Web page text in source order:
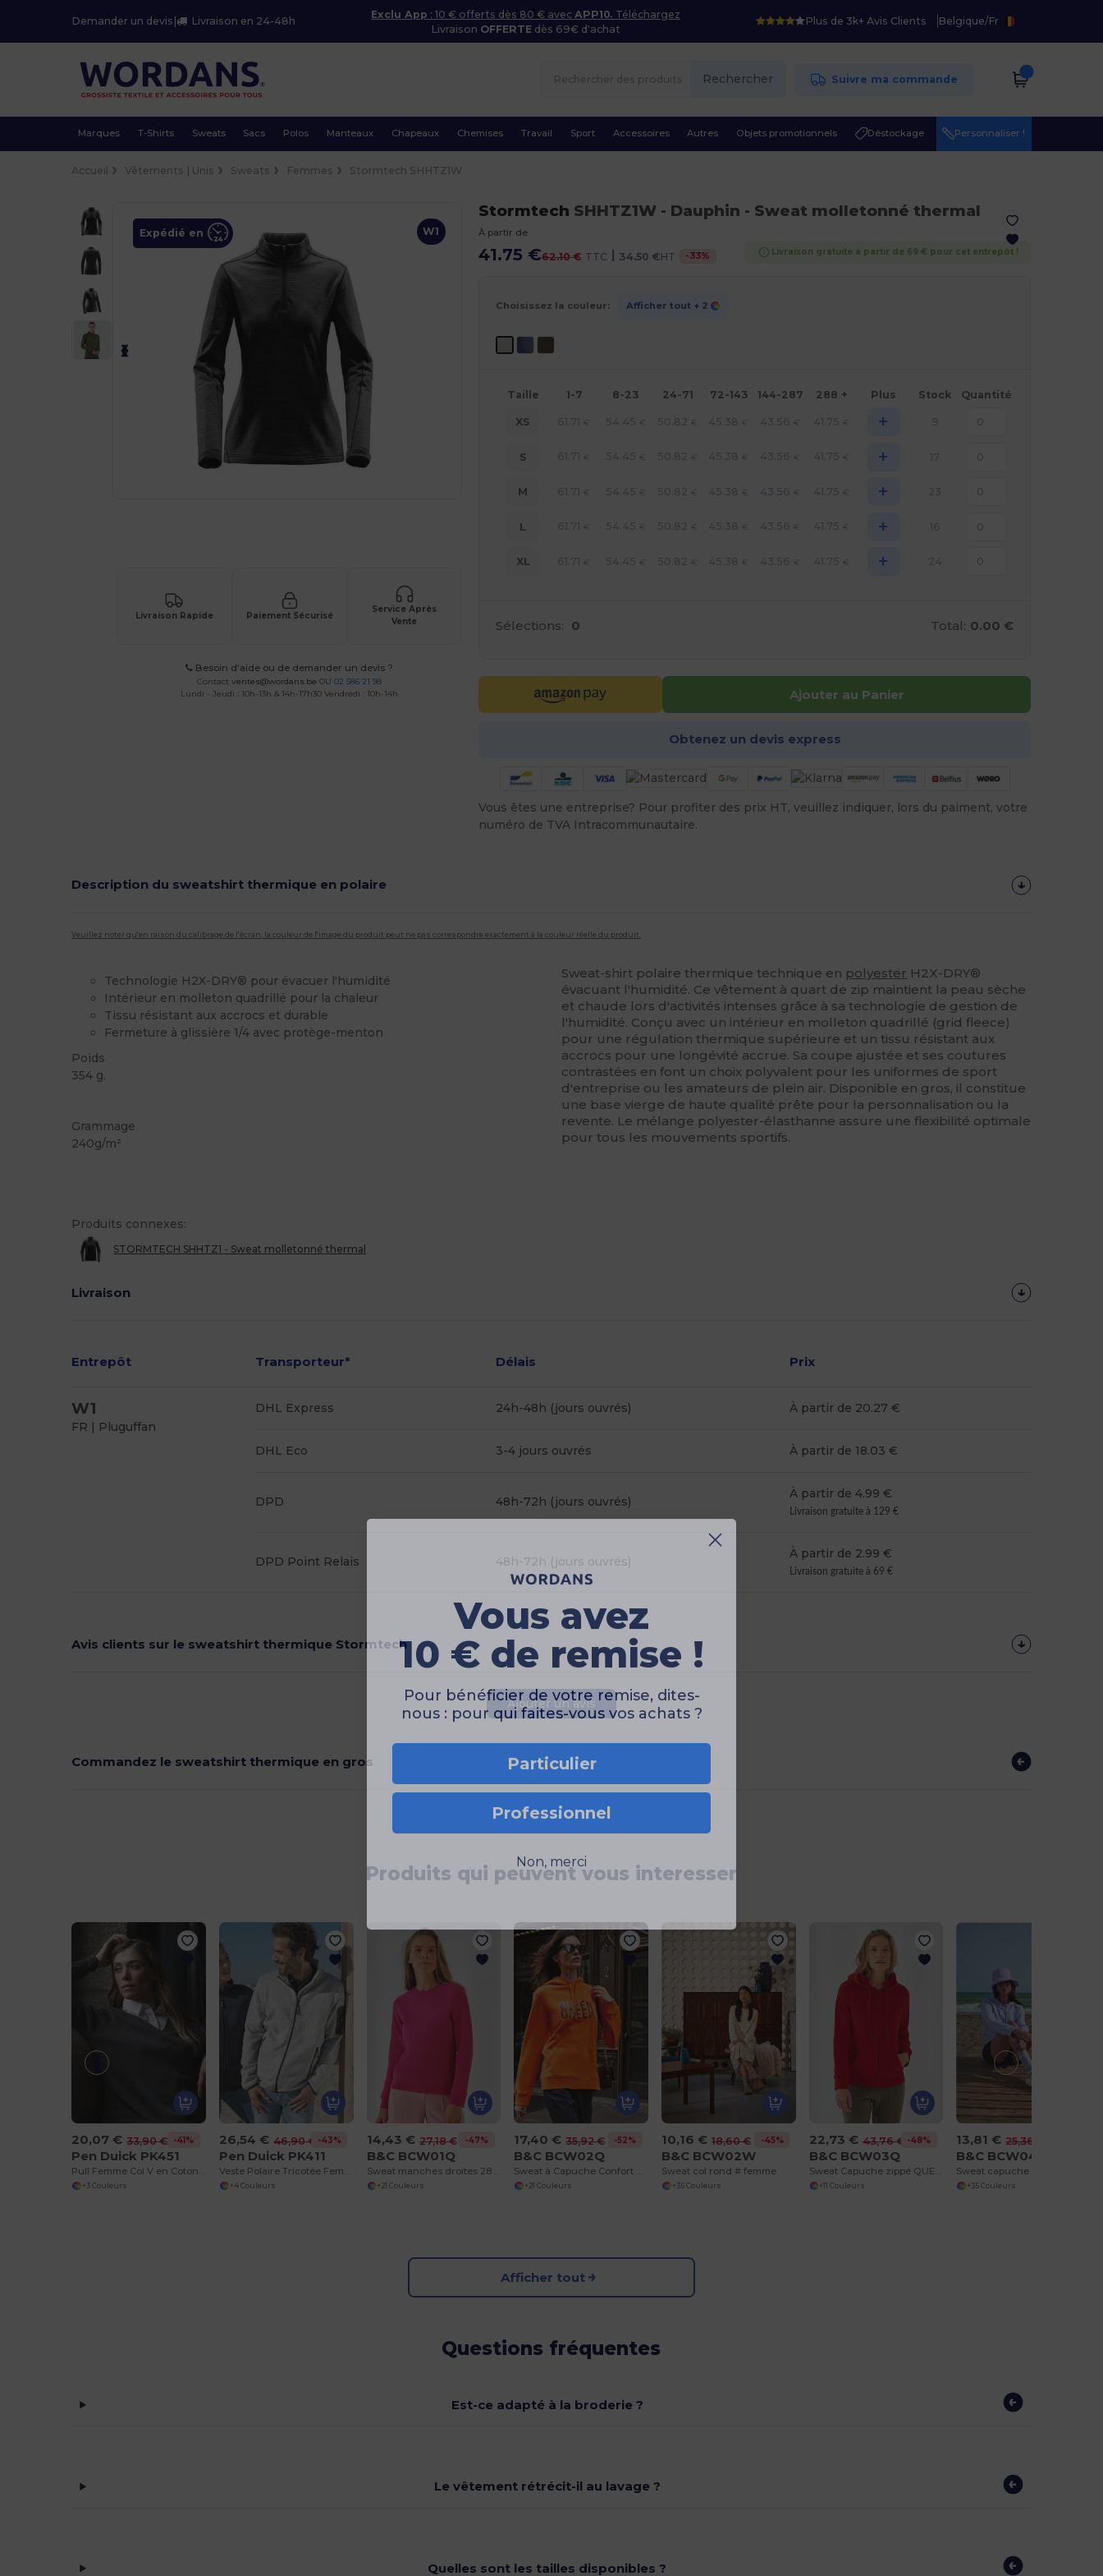
Demander un devis Livraison en 24-48h
Exclu App : 10 € offerts dès 80 € avecAPP10. Téléchargez
Livraison OFFERTE dès 69€ d'achat
Plus de 3k+ Avis Clients Belgique/Fr
Rechercher Suivre ma commande
Marques T-Shirts Sweats Sacs Polos Manteaux Chapeaux Chemises Travail Sport Accessoires Autres Objets promotionnels Déstockage Personnaliser !
Accueil Vêtements | Unis Sweats Femmes Stormtech SHHTZ1W
W1
Expédié en
Livraison Rapide Paiement Sécurisé
Service Après
Vente
Besoin d'aide ou de demander un devis ?
Contactventes@wordans.be OU02 586 21 98
Lundi - Jeudi : 10h-13h & 14h-17h30 Vendredi : 10h-14h
Stormtech SHHTZ1W - Dauphin - Sweat molletonné thermal
À partir de
41.75 €62.10 € TTC | 34.50 €HT -33% Livraison gratuite à partir de 69 € pour cet entrepôt !
Choisissez la couleur: Afficher tout + 2
Taille 1-7 8-23 24-71 72-143 144-287 288 + Plus Stock Quantité
XS +
S +
M +
L +
XL +
Sélections: 0 Total: 0.00 €
Ajouter au Panier
Obtenez un devis express
Vous êtes une entreprise? Pour profiter des prix HT, veuillez indiquer, lors du paiment, votre
numéro de TVA Intracommunautaire.
Description du sweatshirt thermique en polaire
Veuillez noter qu'en raison du calibrage de l'écran, la couleur de l'image du produit peut ne pas correspondre exactement à la couleur réelle du produit.
Technologie H2X-DRY® pour évacuer l'humidité
Intérieur en molleton quadrillé pour la chaleur
Tissu résistant aux accrocs et durable
Fermeture à glissière 1/4 avec protège-menton
Poids
354 g.
Grammage
240g/m²
Sweat-shirt polaire thermique technique en polyester H2X-DRY®
évacuant l'humidité. Ce vêtement à quart de zip maintient la peau sèche
et chaude lors d'activités intenses grâce à sa technologie de gestion de
l'humidité. Conçu avec un intérieur en molleton quadrillé (grid fleece)
pour une régulation thermique supérieure et un tissu résistant aux
accrocs pour une longévité accrue. Sa coupe ajustée et ses coutures
contrastées en font un choix polyvalent pour les uniformes de sport
d'entreprise ou les amateurs de plein air. Disponible en gros, il constitue
une base vierge de haute qualité prête pour la personnalisation ou la
revente. Le mélange polyester-élasthanne assure une flexibilité optimale
pour tous les mouvements sportifs.
Produits connexes:
STORMTECH SHHTZ1 - Sweat molletonné thermal
Livraison
Entrepôt Transporteur* Délais Prix
W1
FR | Pluguffan
DHL Express 24h-48h (jours ouvrés) À partir de 20.27 €
DHL Eco 3-4 jours ouvrés À partir de 18.03 €
DPD 48h-72h (jours ouvrés)
À partir de 4.99 €
Livraison gratuite à 129 €
DPD Point Relais 48h-72h (jours ouvrés)
À partir de 2.99 €
Livraison gratuite à 69 €
Avis clients sur le sweatshirt thermique Stormtech
Ajouter un avis
Commandez le sweatshirt thermique en gros
Produits qui peuvent vous interesser
20,07 € 33,90 € -41%
Pen Duick PK451
Pull Femme Col V en Coton et Acrylique
+3 Couleurs
26,54 € 46,90 € -43%
Pen Duick PK411
Veste Polaire Tricotée Femme
+4 Couleurs
14,43 € 27,18 € -47%
B&C BCW01Q
Sweat manches droites 280 QUEEN
+21 Couleurs
17,40 € 35,92 € -52%
B&C BCW02Q
Sweat à Capuche Confort Reine Moderne
+21 Couleurs
10,16 € 18,60 € -45%
B&C BCW02W
Sweat col rond # femme
+35 Couleurs
22,73 € 43,76 € -48%
B&C BCW03Q
Sweat Capuche zippé QUEEN
+11 Couleurs
13,81 € 25,36 €
B&C BCW04W
Sweat capuche # femme
+35 Couleurs
Afficher tout
Questions fréquentes
Est-ce adapté à la broderie ?
Le vêtement rétrécit-il au lavage ?
Quelles sont les tailles disponibles ?
Vous avez
10 € de remise !
nous : pour qui faites-vous vos achats ?
Particulier
Professionnel